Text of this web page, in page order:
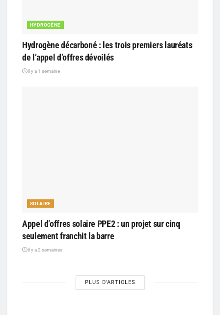
HYDROGÈNE
Hydrogène décarboné : les trois premiers lauréats
de l’appel d’offres dévoilés
il y a 1 semaine
SOLAIRE
Appel d’offres solaire PPE2 : un projet sur cinq
seulement franchit la barre
il y a 2 semaines
PLUS D'ARTICLES